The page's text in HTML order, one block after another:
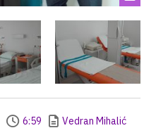
6:59 Vedran Mihalić